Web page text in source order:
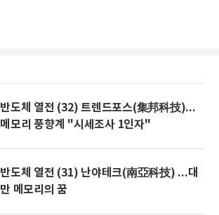
반도체 열전 (32) 트렌드포스(集邦科技)...
메모리 풍향계 "시세조사 1인자"
반도체 열전 (31) 난야테크(南亞科技) ...대
만 메모리의 꿈